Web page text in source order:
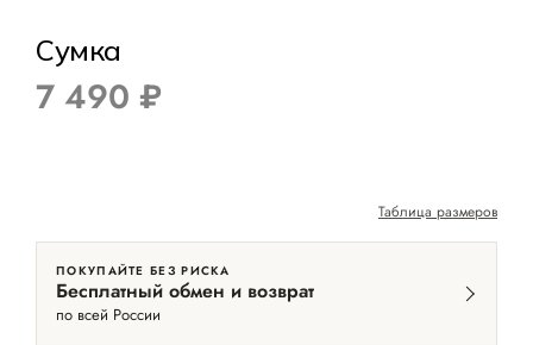
Сумка
7 490 ₽
Таблица размеров
ПОКУПАЙТЕ БЕЗ РИСКА
Бесплатный обмен и возврат
по всей России